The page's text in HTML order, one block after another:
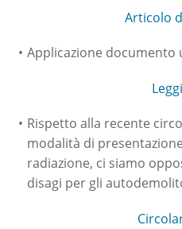
Articolo
Applicazione documento
Rispetto alla recente
modalità di
radiazione, ci siamo
disagi per gli